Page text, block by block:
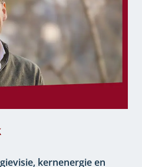
kernenergie en